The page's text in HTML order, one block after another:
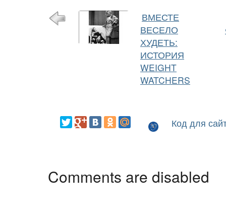
ВМЕСТЕ
ВЕСЕЛО
ХУДЕТЬ:
ИСТОРИЯ
WEIGHT
WATCHERS
Код для
Comments are disabled